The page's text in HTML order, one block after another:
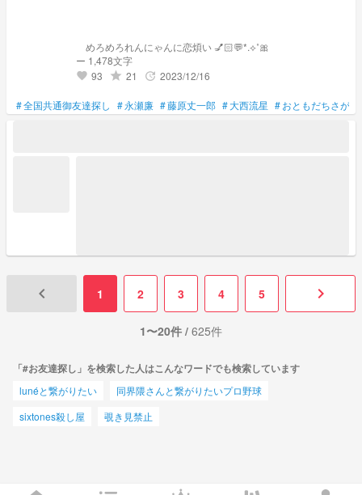
めろめろれんにゃんに恋煩い 💅🏻💬*.⟡˚🎀
ー 1,478文字
favorite 93 grade 21 update 2023/12/16
#全国共通御友達探し #永瀬廉 #藤原丈一郎 #大西流星 #おともだちさがし
keyboard_arrow_left 1 2 3 4 5 keyboard_arrow_right
1〜20件 / 625件
「#お友達探し」を検索した人はこんなワードでも検索しています
lunéと繋がりたい
同界隈さんと繋がりたいプロ野球
sixtones殺し屋
覗き見禁止